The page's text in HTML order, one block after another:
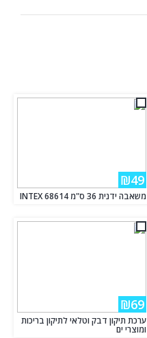
₪49
משאבה ידנית 36 ס"מ INTEX 68614
₪69
ערכת תיקון דבק וטלאי לתיקון בריכות
ומוצרי ים